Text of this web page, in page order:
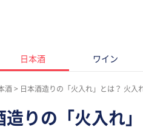
日本酒 ワイン
酒 日本酒造りの「火入れ」とは？ 火
造りの「火入れ